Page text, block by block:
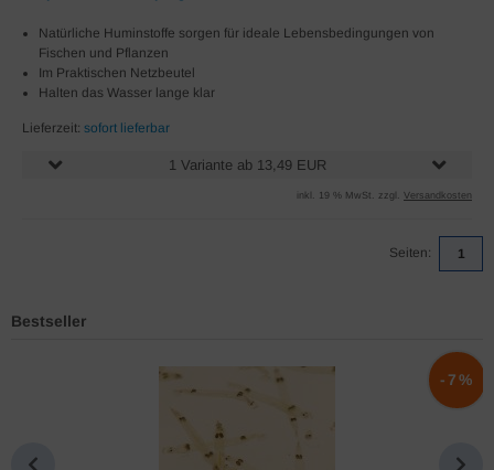
Natürliche Huminstoffe sorgen für ideale Lebensbedingungen von
Fischen und Pflanzen
Im Praktischen Netzbeutel
Halten das Wasser lange klar
Lieferzeit: sofort lieferbar
1 Variante ab 13,49 EUR
inkl. 19 % MwSt. zzgl. Versandkosten
Seiten: 1
Bestseller
-7%